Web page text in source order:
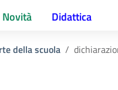
Novità Didattica
della scuola